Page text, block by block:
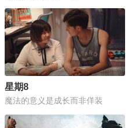
星期8
魔法的意义是成长而非佯装